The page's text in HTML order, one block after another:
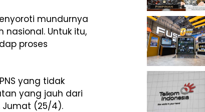
mundurnya
nasional. Untuk itu,
proses
yang tidak
yang jauh dari
Jumat (25/4).